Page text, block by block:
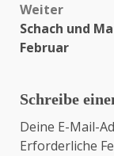
Weiter
Schach und
Februar
Schreibe
Deine E-Mail-
Erforderliche